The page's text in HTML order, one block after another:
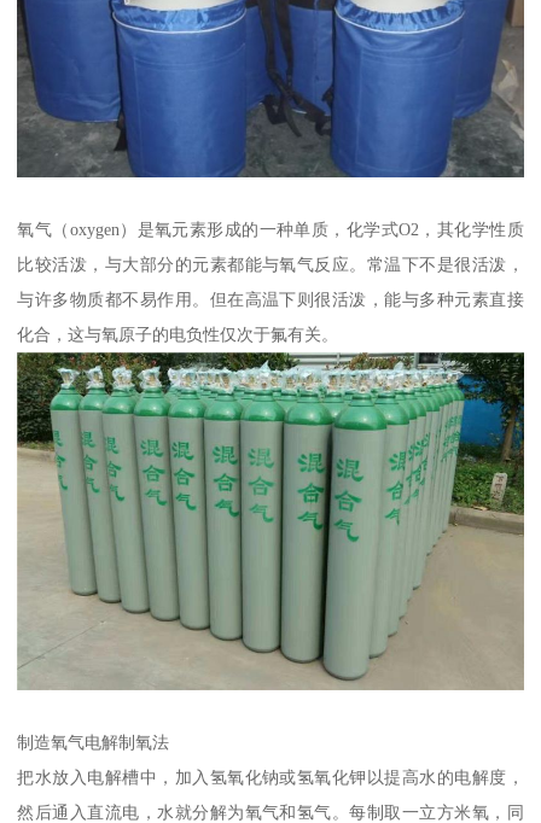
氧气（oxygen）是氧元素形成的一种单质，化学式O2，其化学性质
比较活泼，与大部分的元素都能与氧气反应。常温下不是很活泼，
与许多物质都不易作用。但在高温下则很活泼，能与多种元素直接
化合，这与氧原子的电负性仅次于氟有关。
制造氧气电解制氧法
把水放入电解槽中，加入氢氧化钠或氢氧化钾以提高水的电解度，
然后通入直流电，水就分解为氧气和氢气。每制取一立方米氧，同